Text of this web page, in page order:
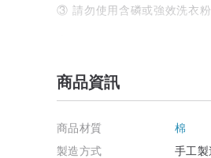
③ 請勿使用含磷或強效洗衣粉
⑥ 勿高溫烘乾衣物易縮小變
⑦ 請務必脫水嚴禁濕衣物晾掛
商品資訊
商品材質
棉
製造方式
手工製